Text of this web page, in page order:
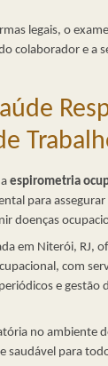
legais, o
colaborador e a
espirometria
para
doenças
em Niterói, RJ,
com
e gestão
no ambiente
saudável para